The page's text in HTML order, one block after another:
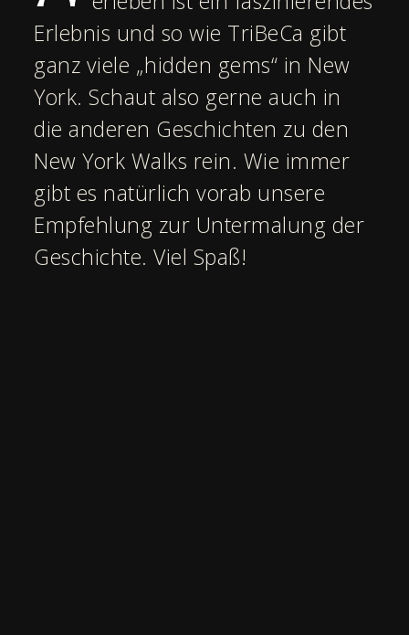
Erlebnis und so wie TriBeCa gibt
ganz viele „hidden gems“ in New
York. Schaut also gerne auch in
die anderen Geschichten zu den
New York Walks rein. Wie immer
gibt es natürlich vorab unsere
Empfehlung zur Untermalung der
Geschichte. Viel Spaß!